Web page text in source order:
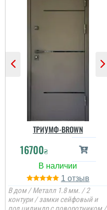
ТРИУМФ-BROWN
16700₴
1
В дом / Металл 1.8 мм. / 2
контури / замки сейфовый и